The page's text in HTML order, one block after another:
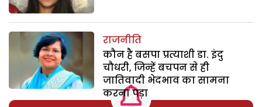
राजनीति
कौन है बसपा प्रत्याशी डा. इंदु
चौधरी, जिन्हें बचपन से ही
जातिवादी भेदभाव का सामना
करना पड़ा